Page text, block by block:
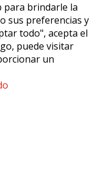
para brindarle la
sus preferencias y
todo", acepta el
puede visitar
un